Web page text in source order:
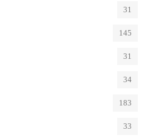
31
145
31
34
183
33